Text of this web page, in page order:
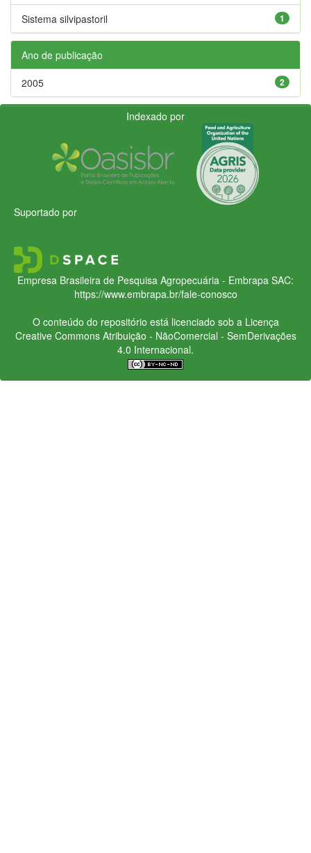
1
Sistema silvipastoril
Ano de publicação
2
2005
Indexado por
Suportado por
Empresa Brasileira de Pesquisa Agropecuária - Embrapa SAC:
https://www.embrapa.br/fale-conosco
O conteúdo do repositório está licenciado sob a Licença
Creative CommonsAtribuição - NãoComercial - SemDerivações
4.0 Internacional.